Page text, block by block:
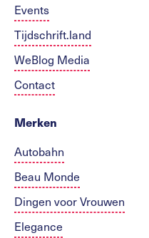
Events
Tijdschrift.land
WeBlog Media
Contact
Merken
Autobahn
Beau Monde
Dingen voor Vrouwen
Elegance